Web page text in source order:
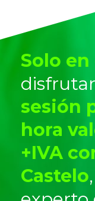
Solo
sesión
hora
+IVA
Castelo